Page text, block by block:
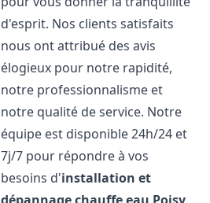
d'esprit. Nos clients satisfaits
nous ont attribué des avis
élogieux pour notre rapidité,
notre professionnalisme et
notre qualité de service. Notre
équipe est disponible 24h/24 et
7j/7 pour répondre à vos
besoins d'installation et